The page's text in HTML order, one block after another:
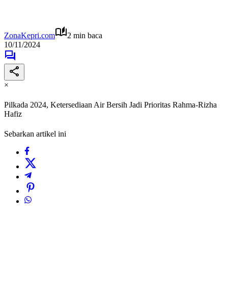
ZonaKepri.com
2 min baca
10/11/2024
×
Pilkada 2024, Ketersediaan Air Bersih Jadi Prioritas Rahma-Rizha
Hafiz
Sebarkan artikel ini